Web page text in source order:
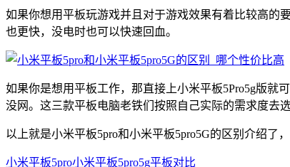
如果你想用平板玩游戏并且对于游戏效果有着比较高的
也更快，没电时也可以快速回血。
如果你是想用平板工作，那直接上小米平板5Pro5g版就
没网。这三款平板电脑老铁们按照自己实际的需求度去选
以上就是小米平板5pro和小米平板5pro5G的区别介绍了
小米平板5pro小米平板5pro5g平板对比